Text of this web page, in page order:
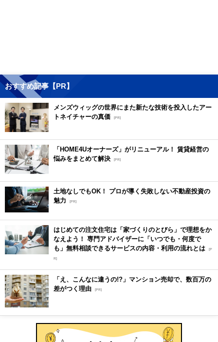
おすすめ記事【PR】
メンズウィッグの世界にまた新たな技術を投入したアー
トネイチャーの真価 [PR]
「HOME4Uオーナーズ」がリニューアル！ 賃貸経営の
悩みをまとめて解決 [PR]
土地なしでもOK！ プロが導く失敗しない不動産投資の
魅力
[PR]
はじめての注文住宅は「家づくりのとびら」で理想をか
なえよう！ 専門アドバイザーに「いつでも・何度で
も」無料相談できるサービスの内容・利用の流れとは [P
R]
「え、こんなに違うの!?」マンション売却で、数百万の
差がつく理由 [PR]